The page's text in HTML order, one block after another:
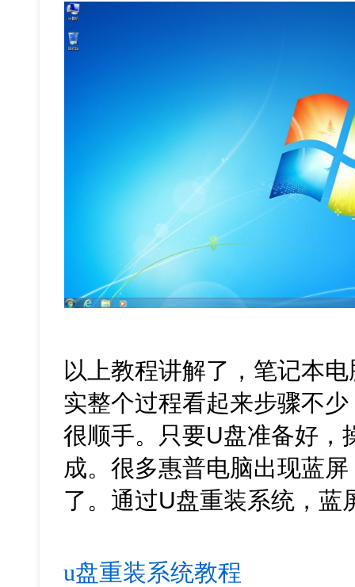
以上教程讲解了，笔记本
实整个过程看起来步骤不
很顺手。只要U盘准备好，
成。很多惠普电脑出现蓝
了。通过U盘重装系统，蓝
u盘重装系统教程